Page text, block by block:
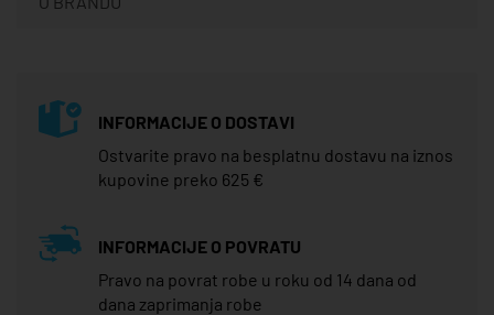
INFORMACIJE O DOSTAVI
Ostvarite pravo na besplatnu dostavu na iznos
kupovine preko 625 €
INFORMACIJE O POVRATU
Pravo na povrat robe u roku od 14 dana od
dana zaprimanja robe